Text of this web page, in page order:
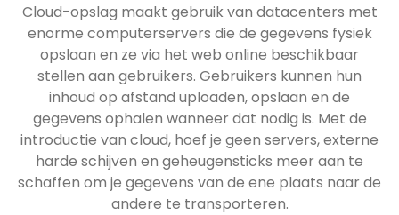
Cloud-opslag maakt gebruik van datacenters met
enorme computerservers die de gegevens fysiek
opslaan en ze via het web online beschikbaar
stellen aan gebruikers. Gebruikers kunnen hun
inhoud op afstand uploaden, opslaan en de
gegevens ophalen wanneer dat nodig is. Met de
introductie van cloud, hoef je geen servers, externe
harde schijven en geheugensticks meer aan te
schaffen om je gegevens van de ene plaats naar de
andere te transporteren.